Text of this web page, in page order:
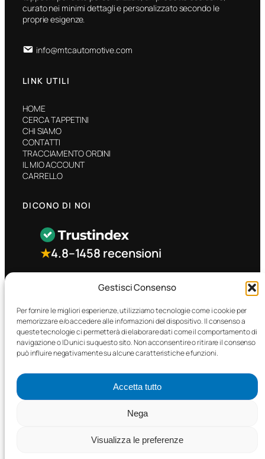
Gestisci Consenso
Per fornire le migliori esperienze, utilizziamo tecnologie come i cookie per
memorizzare e/o accedere alle informazioni del dispositivo. Il consenso a
queste tecnologie ci permetterà di elaborare dati come il comportamento di
navigazione o ID unici su questo sito. Non acconsentire o ritirare il consenso
può influire negativamente su alcune caratteristiche e funzioni.
Accetta tutto
Nega
Visualizza le preferenze
curato nei minimi dettagli e personalizzato secondo le
proprie esigenze.
info@mtcautomotive.com
LINK UTILI
HOME
CERCA TAPPETINI
CHI SIAMO
CONTATTI
TRACCIAMENTO ORDINI
IL MIO ACCOUNT
CARRELLO
DICONO DI NOI
★4.8–1458 recensioni
CONTATTO RAPIDO
Facebook
©2025 MTC Automotive s.r.l. . Tutti i diritti riservati. – P.I.